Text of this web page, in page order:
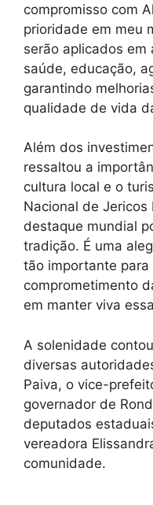
compromisso com
prioridade em meu
serão aplicados em
saúde, educação,
garantindo
qualidade de vida
Além dos
ressaltou a
cultura local e o
Nacional de
destaque mundial
tradição. É uma
tão importante para
comprometimento
em manter viva
A solenidade
diversas
Paiva, o vice-
governador de
deputados
vereadora
comunidade.